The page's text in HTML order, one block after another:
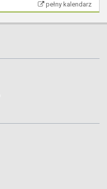
pełny kalendarz